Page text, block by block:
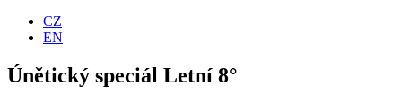
CZ
EN
Únětický speciál Letní 8°